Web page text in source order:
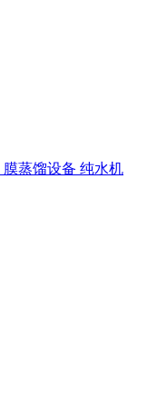
膜蒸馏设备 纯水机